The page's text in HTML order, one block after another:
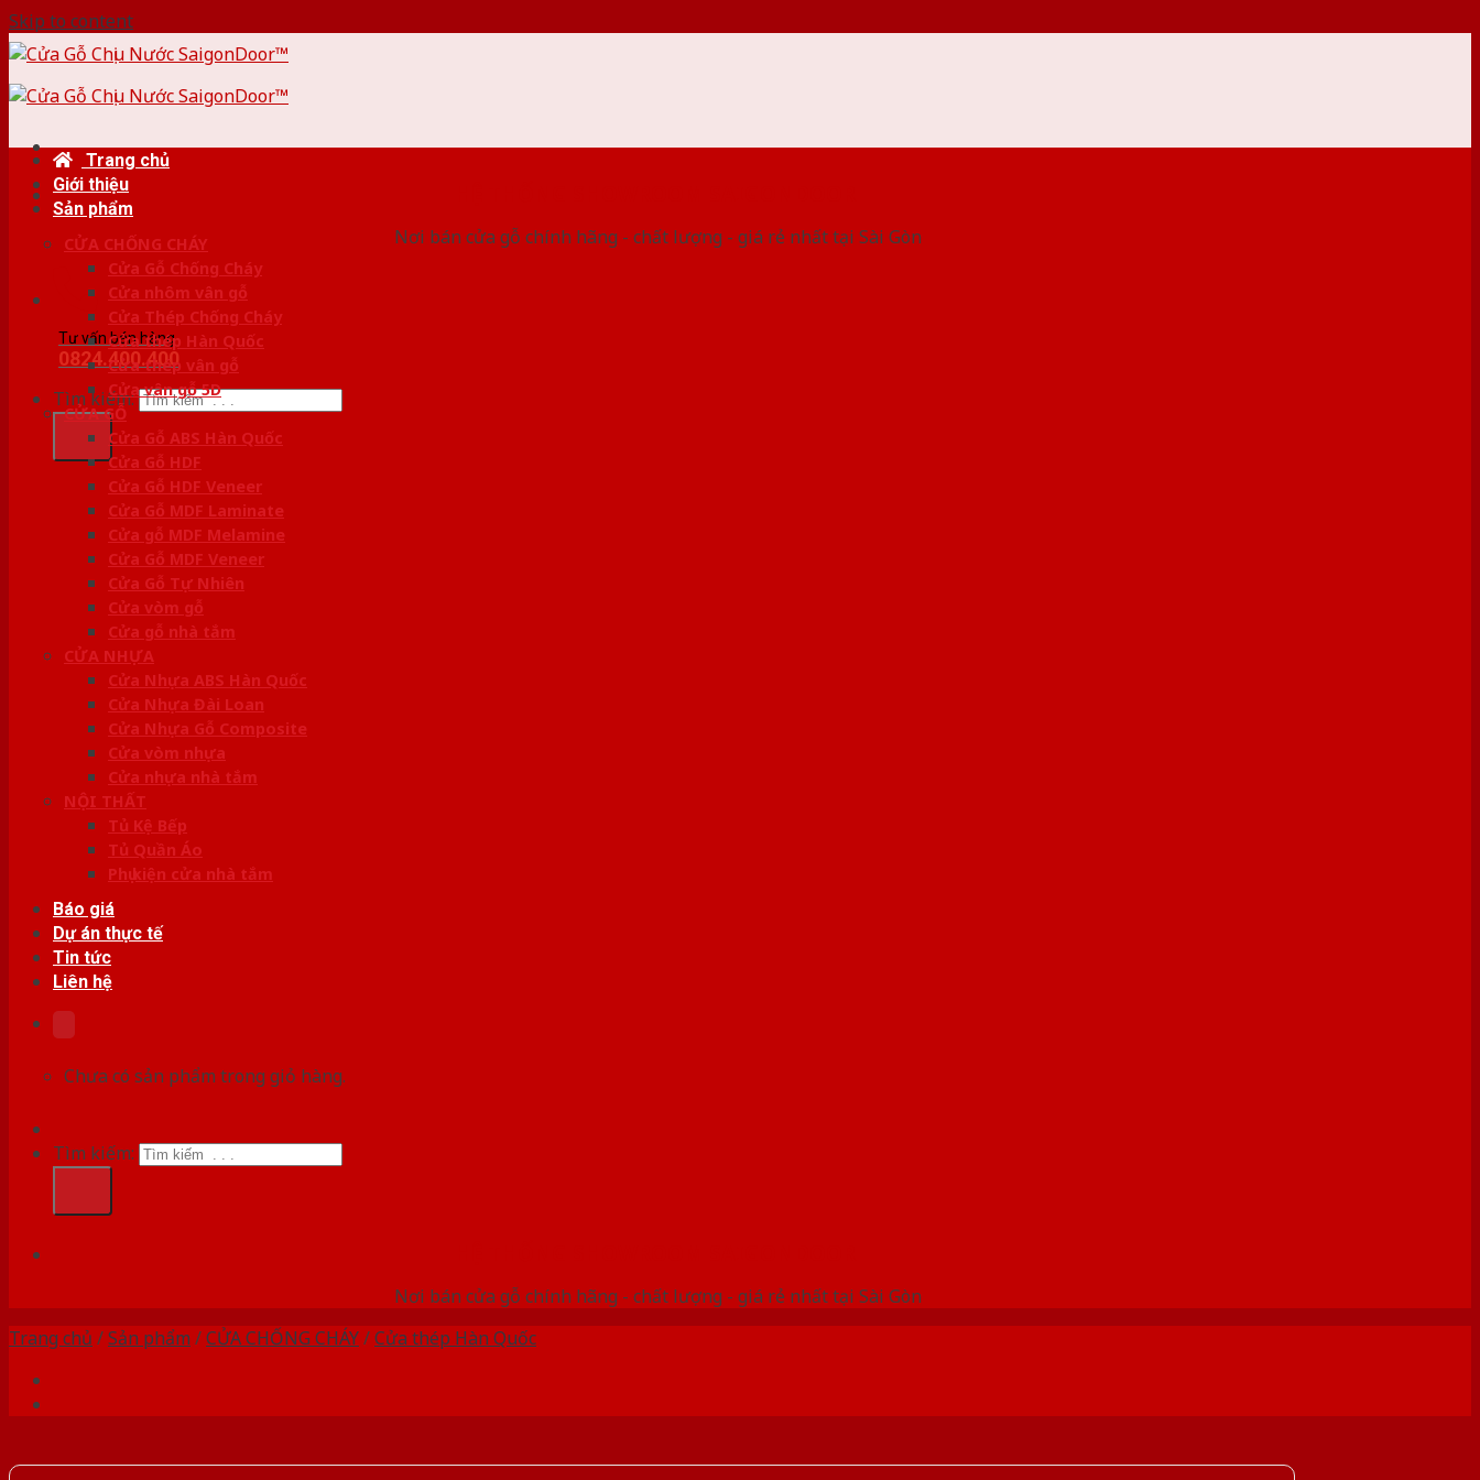
Skip to content
Nơi bán cửa gỗ chính hãng - chất lượng - giá rẻ nhất tại Sài Gòn
Tư vấn bán hàng
0824.400.400
Tìm kiếm:
Trang chủ
Giới thiệu
Sản phẩm
CỬA CHỐNG CHÁY
Cửa Gỗ Chống Cháy
Cửa nhôm vân gỗ
Cửa Thép Chống Cháy
Cửa thép Hàn Quốc
Cửa thép vân gỗ
Cửa vân gỗ 5D
CỬA GỖ
Cửa Gỗ ABS Hàn Quốc
Cửa Gỗ HDF
Cửa Gỗ HDF Veneer
Cửa Gỗ MDF Laminate
Cửa gỗ MDF Melamine
Cửa Gỗ MDF Veneer
Cửa Gỗ Tự Nhiên
Cửa vòm gỗ
Cửa gỗ nhà tắm
CỬA NHỰA
Cửa Nhựa ABS Hàn Quốc
Cửa Nhựa Đài Loan
Cửa Nhựa Gỗ Composite
Cửa vòm nhựa
Cửa nhựa nhà tắm
NỘI THẤT
Tủ Kệ Bếp
Tủ Quần Áo
Phụ kiện cửa nhà tắm
Báo giá
Dự án thực tế
Tin tức
Liên hệ
Chưa có sản phẩm trong giỏ hàng.
Tìm kiếm:
Nơi bán cửa gỗ chính hãng - chất lượng - giá rẻ nhất tại Sài Gòn
Trang chủ /Sản phẩm /CỬA CHỐNG CHÁY/Cửa thép Hàn Quốc